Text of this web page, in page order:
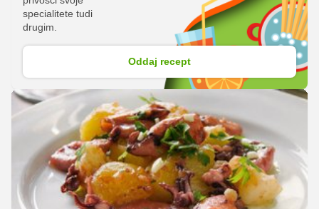
specialitete tudi
drugim.
Oddaj recept